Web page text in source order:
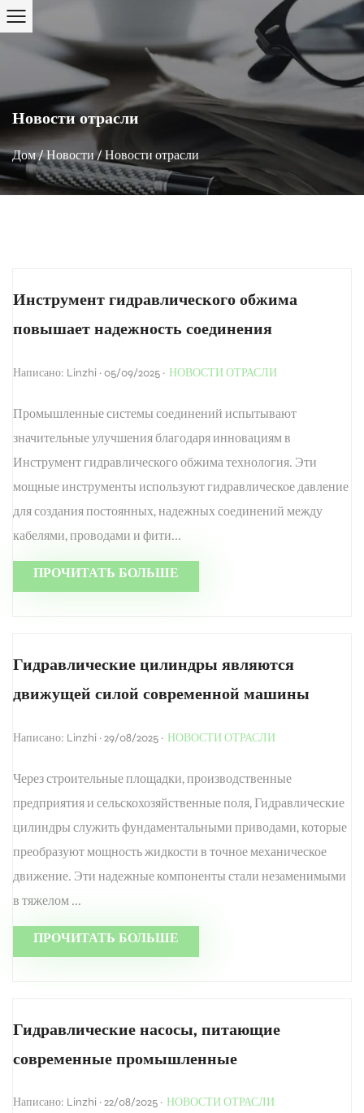
Новости отрасли
Дом/Новости/ Новости отрасли
Инструмент гидравлического обжима
повышает надежность соединения
Написано: Linzhi · 05/09/2025 · НОВОСТИ ОТРАСЛИ
Промышленные системы соединений испытывают
значительные улучшения благодаря инновациям в
Инструмент гидравлического обжима технология. Эти
мощные инструменты используют гидравлическое давление
для создания постоянных, надежных соединений между
кабелями, проводами и фити...
ПРОЧИТАТЬ БОЛЬШЕ
Гидравлические цилиндры являются
движущей силой современной машины
Написано: Linzhi · 29/08/2025 · НОВОСТИ ОТРАСЛИ
Через строительные площадки, производственные
предприятия и сельскохозяйственные поля, Гидравлические
цилиндры служить фундаментальными приводами, которые
преобразуют мощность жидкости в точное механическое
движение. Эти надежные компоненты стали незаменимыми
в тяжелом ...
ПРОЧИТАТЬ БОЛЬШЕ
Гидравлические насосы, питающие
современные промышленные
Написано: Linzhi · 22/08/2025 · НОВОСТИ ОТРАСЛИ